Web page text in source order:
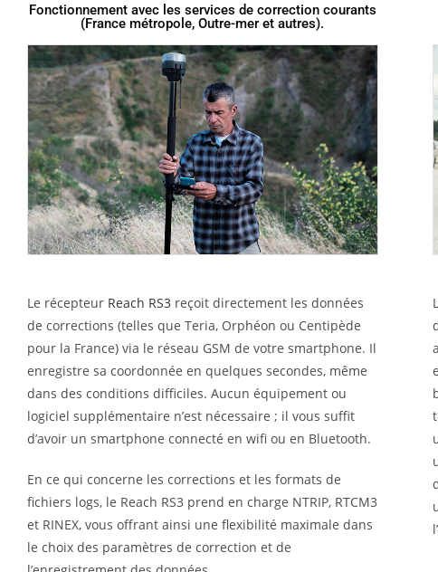
Fonctionnement avec les services de correction courants
(France métropole, Outre-mer et autres).
Le récepteur Reach RS3 reçoit directement les données
de corrections (telles que Teria, Orphéon ou Centipède
pour la France) via le réseau GSM de votre smartphone. Il
enregistre sa coordonnée en quelques secondes, même
dans des conditions difficiles. Aucun équipement ou
logiciel supplémentaire n’est nécessaire ; il vous suffit
d’avoir un smartphone connecté en wifi ou en Bluetooth.
En ce qui concerne les corrections et les formats de
fichiers logs, le Reach RS3 prend en charge NTRIP, RTCM3
et RINEX, vous offrant ainsi une flexibilité maximale dans
le choix des paramètres de correction et de